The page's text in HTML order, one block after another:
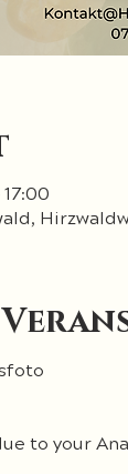
to your